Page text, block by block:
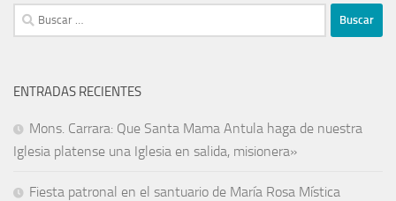
ENTRADAS RECIENTES
Mons. Carrara: Que Santa Mama Antula haga de nuestra
Iglesia platense una Iglesia en salida, misionera»
Fiesta patronal en el santuario de María Rosa Mística